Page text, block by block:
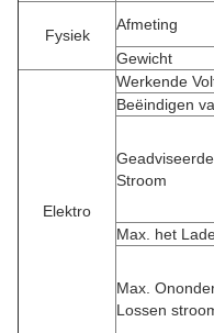
Fysiek
Afmeting
Gewicht
Elektro
Werkende
Beëindigen
Stroom
Max. het
Max.
Lossen